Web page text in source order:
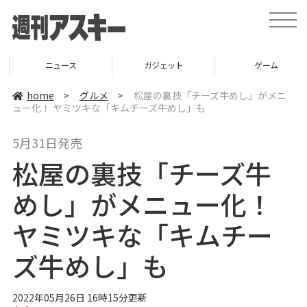
t
o
v
ニュース ガジェット ゲーム
home > グルメ >
松屋の裏技「チーズ牛めし」がメニ
ュー化！ ヤミツキな「キムチーズ牛めし」も
5月31日発売
松屋の裏技「チーズ牛
めし」がメニュー化！
ヤミツキな「キムチー
ズ牛めし」も
2022年05月26日 16時15分更新